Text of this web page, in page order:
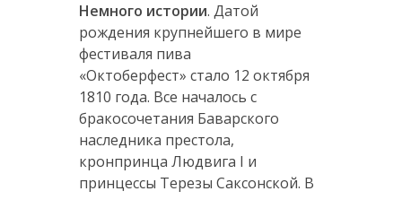
Немного истории. Датой
рождения крупнейшего в мире
фестиваля пива
«Октоберфест» стало 12 октября
1810 года. Все началось с
бракосочетания Баварского
наследника престола,
кронпринца Людвига I и
принцессы Терезы Саксонской. В